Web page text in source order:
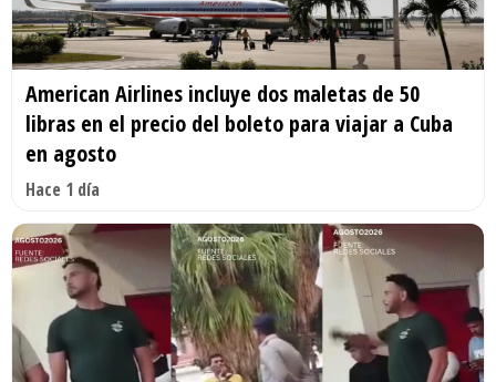
American Airlines incluye dos maletas de 50
libras en el precio del boleto para viajar a Cuba
en agosto
Hace 1 día